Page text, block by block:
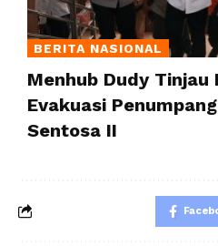
BERITA NASIONAL
Menhub Dudy Tinjau
Evakuasi
Sentosa II